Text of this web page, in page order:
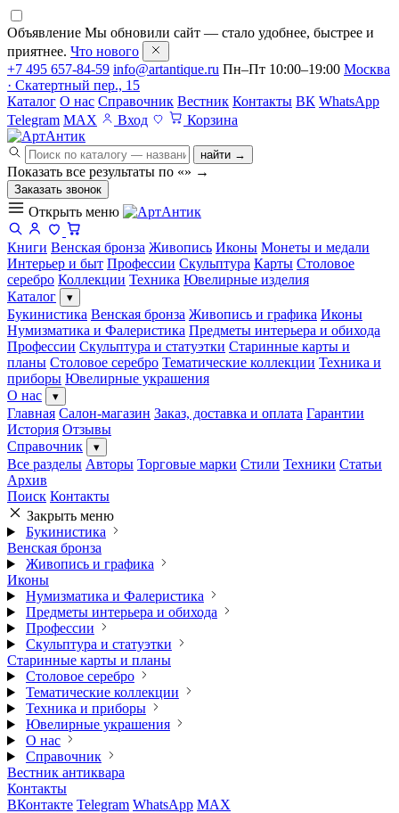
Объявление Мы обновили сайт — стало удобнее, быстрее и
приятнее. Что нового
+7 495 657-84-59 info@artantique.ru Пн–Пт 10:00–19:00 Москва
· Скатертный пер., 15
Каталог О нас Справочник Вестник Контакты ВК WhatsApp
Telegram MAX Вход Корзина
найти →
Показать все результаты по «» →
Заказать звонок
Открыть меню
Книги Венская бронза Живопись Иконы Монеты и медали
Интерьер и быт Профессии Скульптура Карты Столовое
серебро Коллекции Техника Ювелирные изделия
Каталог
▾
Букинистика Венская бронза Живопись и графика Иконы
Нумизматика и Фалеристика Предметы интерьера и обихода
Профессии Скульптура и статуэтки Старинные карты и
планы Столовое серебро Тематические коллекции Техника и
приборы Ювелирные украшения
О нас
▾
Главная Салон-магазин Заказ, доставка и оплата Гарантии
История Отзывы
Справочник
▾
Все разделы Авторы Торговые марки Стили Техники Статьи
Архив
Поиск Контакты
Закрыть меню
Букинистика
Венская бронза
Живопись и графика
Иконы
Нумизматика и Фалеристика
Предметы интерьера и обихода
Профессии
Скульптура и статуэтки
Старинные карты и планы
Столовое серебро
Тематические коллекции
Техника и приборы
Ювелирные украшения
О нас
Справочник
Вестник антиквара
Контакты
ВКонтакте Telegram WhatsApp MAX